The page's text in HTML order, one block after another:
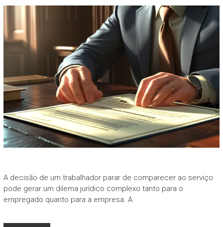
A decisão de um trabalhador parar de comparecer ao serviço
pode gerar um dilema jurídico complexo tanto para o
empregado quanto para a empresa. A